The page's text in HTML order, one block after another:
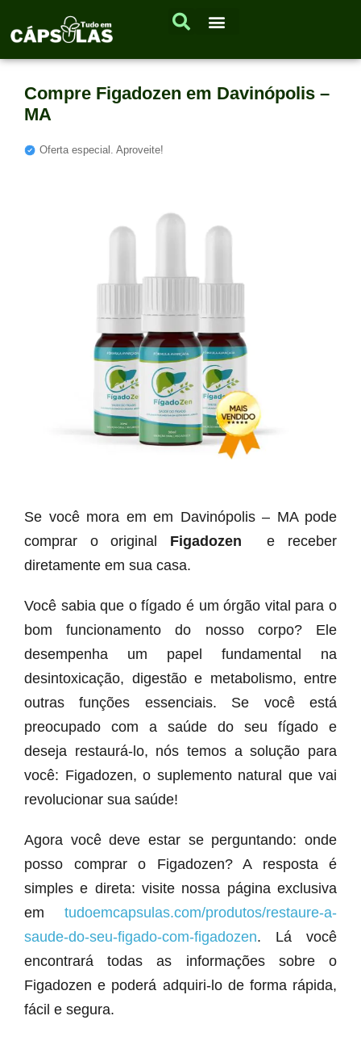
Compre Figadozen em Davinópolis –
MA
Oferta especial. Aproveite!
Se você mora em em Davinópolis – MA pode
comprar o original Figadozen
e receber
diretamente em sua casa.
Você sabia que o fígado é um órgão vital para o
bom funcionamento do nosso corpo? Ele
desempenha um papel fundamental na
desintoxicação, digestão e metabolismo, entre
outras funções essenciais. Se você está
preocupado com a saúde do seu fígado e
deseja restaurá-lo, nós temos a solução para
você: Figadozen, o suplemento natural que vai
revolucionar sua saúde!
Agora você deve estar se perguntando: onde
posso comprar o Figadozen? A resposta é
simples e direta: visite nossa página exclusiva
em tudoemcapsulas.com/produtos/restaure-a-
saude-do-seu-figado-com-figadozen. Lá você
encontrará todas as informações sobre o
Figadozen e poderá adquiri-lo de forma rápida,
fácil e segura.